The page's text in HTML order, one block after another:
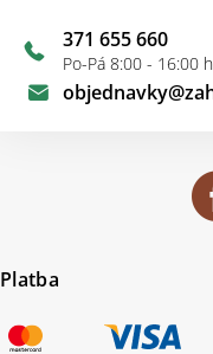
objednavky@
371 655 660
Po-Pá 8:00 - 16:00
Platba